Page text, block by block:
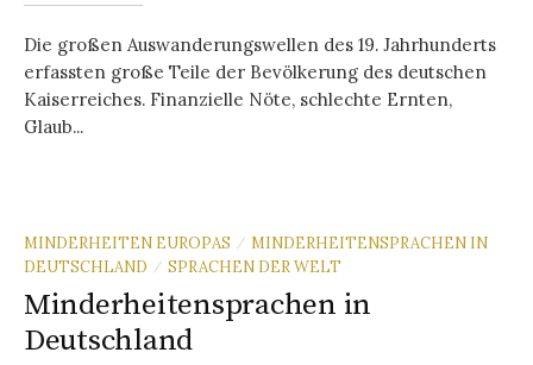
Die großen Auswanderungswellen des 19. Jahrhunderts
erfassten große Teile der Bevölkerung des deutschen
Kaiserreiches. Finanzielle Nöte, schlechte Ernten,
Glaub...
MINDERHEITEN EUROPAS / MINDERHEITENSPRACHEN IN
DEUTSCHLAND
/ SPRACHEN DER WELT
Minderheitensprachen in
Deutschland